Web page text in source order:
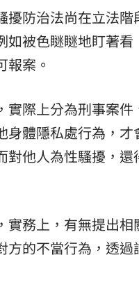
防治法尚在立法
被色瞇瞇地盯著
案。
際上分為刑事案
體隱私處行為，
他人為性騷擾，
務上，有無提出
的不當行為，透